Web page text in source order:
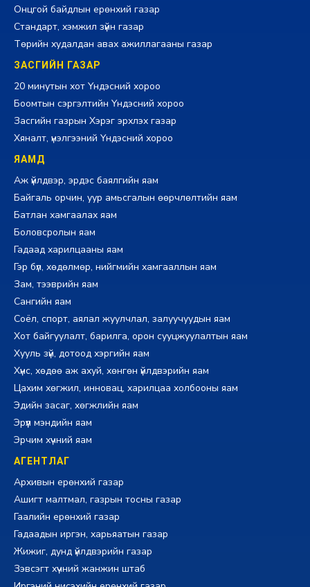
Онцгой байдлын ерөнхий газар
Стандарт, хэмжил зүйн газар
Төрийн худалдан авах ажиллагааны газар
ЗАСГИЙН ГАЗАР
20 минутын хот Үндэсний хороо
Боомтын сэргэлтийн Үндэсний хороо
Засгийн газрын Хэрэг эрхлэх газар
Хяналт, үнэлгээний Үндэсний хороо
ЯАМД
Аж үйлдвэр, эрдэс баялгийн яам
Байгаль орчин, уур амьсгалын өөрчлөлтийн яам
Батлан хамгаалах яам
Боловсролын яам
Гадаад харилцааны яам
Гэр бүл, хөдөлмөр, нийгмийн хамгааллын яам
Зам, тээврийн яам
Сангийн яам
Соёл, спорт, аялал жуулчлал, залуучуудын яам
Хот байгуулалт, барилга, орон сууцжуулалтын яам
Хууль зүй, дотоод хэргийн яам
Хүнс, хөдөө аж ахуй, хөнгөн үйлдвэрийн яам
Цахим хөгжил, инновац, харилцаа холбооны яам
Эдийн засаг, хөгжлийн яам
Эрүүл мэндийн яам
Эрчим хүчний яам
АГЕНТЛАГ
Архивын ерөнхий газар
Ашигт малтмал, газрын тосны газар
Гаалийн ерөнхий газар
Гадаадын иргэн, харьяатын газар
Жижиг, дунд үйлдвэрийн газар
Зэвсэгт хүчний жанжин штаб